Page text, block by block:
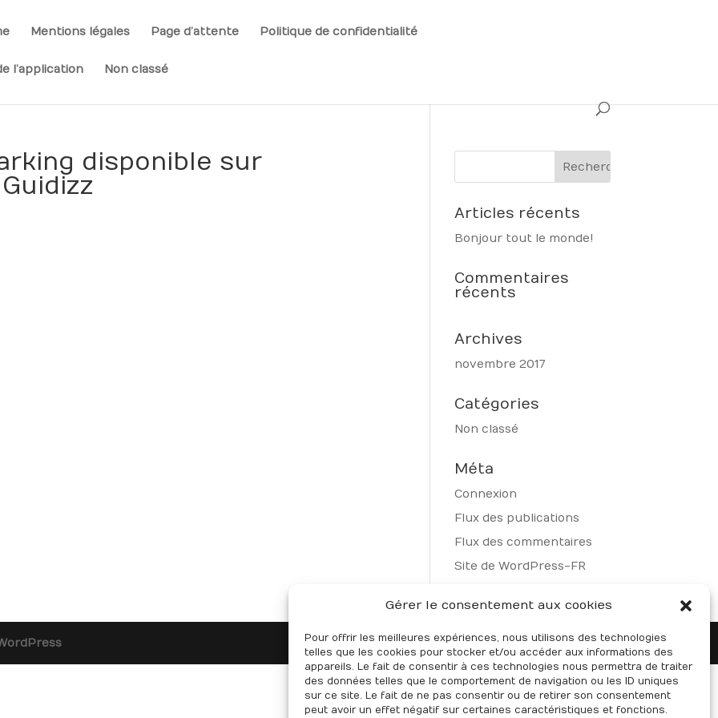
Gérer le consentement aux cookies
Pour offrir les meilleures expériences, nous utilisons des technologies
telles que les cookies pour stocker et/ou accéder aux informations des
appareils. Le fait de consentir à ces technologies nous permettra de traiter
des données telles que le comportement de navigation ou les ID uniques
sur ce site. Le fait de ne pas consentir ou de retirer son consentement
peut avoir un effet négatif sur certaines caractéristiques et fonctions.
Mentions légales Page d’attente Politique de confidentialité
l’application Non classé
disponible sur
Articles récents
Bonjour tout le monde !
Commentaires
récents
Archives
novembre 2017
Catégories
Non classé
Méta
Connexion
Flux des publications
Flux des commentaires
Site de WordPress-FR